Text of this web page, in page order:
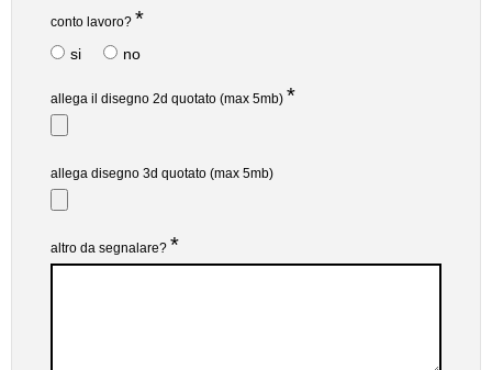
conto lavoro? *
si no
allega il disegno 2d quotato (max 5mb) *
allega disegno 3d quotato (max 5mb)
altro da segnalare? *